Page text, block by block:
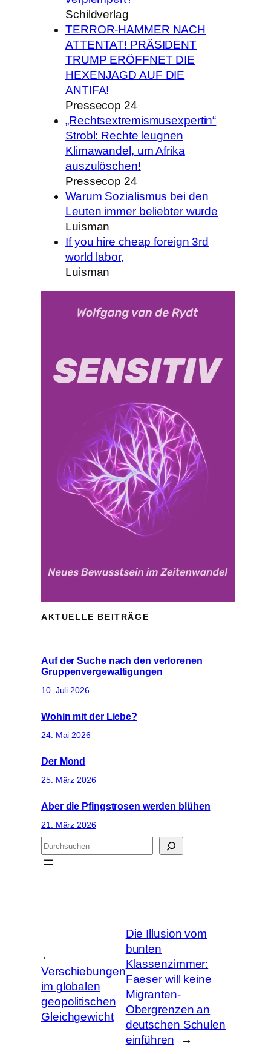
Schildverlag
TERROR-HAMMER NACH
ATTENTAT! PRÄSIDENT
TRUMP ERÖFFNET DIE
HEXENJAGD AUF DIE
ANTIFA!
Pressecop 24
„Rechtsextremismusexpertin“
Strobl: Rechte leugnen
Klimawandel, um Afrika
auszulöschen!
Pressecop 24
Warum Sozialismus bei den
Leuten immer beliebter wurde
Luisman
If you hire cheap foreign 3rd
world labor,
Luisman
AKTUELLE BEITRÄGE
Auf der Suche nach den verlorenen
Gruppenvergewaltigungen
10. Juli 2026
Wohin mit der Liebe?
24. Mai 2026
Der Mond
25. März 2026
Aber die Pfingstrosen werden blühen
21. März 2026
S
u
←
Verschiebungen
im globalen
geopolitischen
Gleichgewicht
Die Illusion vom
bunten
Klassenzimmer:
Faeser will keine
Migranten-
Obergrenzen an
deutschen Schulen
einführen
→